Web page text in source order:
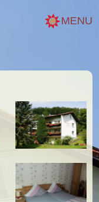
MENU